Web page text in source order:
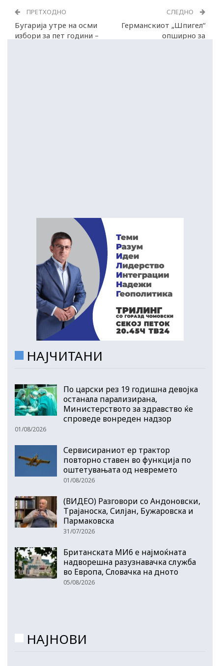
ПРЕТХОДНО
Бугарија утре на осми
избори за пет години –
СЛЕДНО
Германскиот „Шпигел“
опширно за
НАЈЧИТАНИ
По царски рез 19 годишна девојка
останала парализирана,
Министерството за здравство ќе
спроведе вонреден надзор
01/08/2026
Сервисираниот ер трактор
повторно ставен во функција по
оштетувањата од невремето
01/08/2026
(ВИДЕО) Разговори со Андоновски,
Трајаноска, Силјан, Бужаровска и
Пармаковска
31/07/2026
Британската МИ6 е најмоќната
надворешна разузнавачка служба
во Европа, Словачка на дното
05/08/2026
НАЈНОВИ